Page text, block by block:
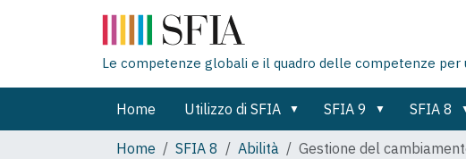
Le competenze globali e il quadro delle competenze per
Home Utilizzo di SFIA SFIA 9 SFIA 8
Home
SFIA 8 Abilità Gestione del